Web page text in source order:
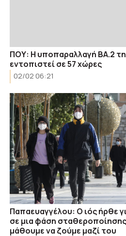
ΠΟΥ: Η υποπαραλλαγή BA.2
εντοπιστεί σε 57 χώρες
02/02 06:21
Παπαευαγγέλου: Ο ιός ήρθε
σε μια φάση
μάθουμε να ζούμε μαζί του